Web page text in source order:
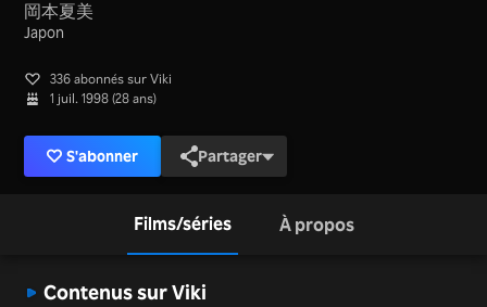
岡本夏美
Japon
336 abonnés sur Viki
1 juil. 1998 (28 ans)
S'abonner Partager
Films/séries À propos
Contenus sur Viki